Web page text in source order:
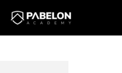
contenido
Inicio Soluciones para empresas
Curso – Turbinas de Gas